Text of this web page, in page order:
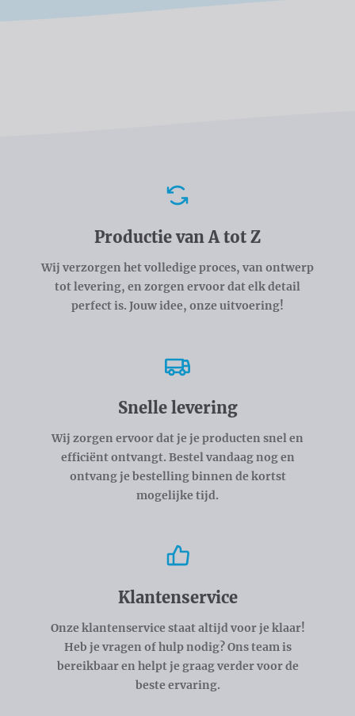
Productie van A tot Z
Wij verzorgen het volledige proces, van ontwerp
tot levering, en zorgen ervoor dat elk detail
perfect is. Jouw idee, onze uitvoering!
Snelle levering
Wij zorgen ervoor dat je je producten snel en
efficiënt ontvangt. Bestel vandaag nog en
ontvang je bestelling binnen de kortst
mogelijke tijd.
Klantenservice
Onze klantenservice staat altijd voor je klaar!
Heb je vragen of hulp nodig? Ons team is
bereikbaar en helpt je graag verder voor de
beste ervaring.